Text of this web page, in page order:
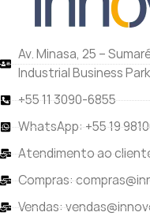
Av. Minasa, 25 –
Industrial Business Park
+55 11 3090-6855
WhatsApp: +55 19
Atendimento ao
Compras:
Vendas: